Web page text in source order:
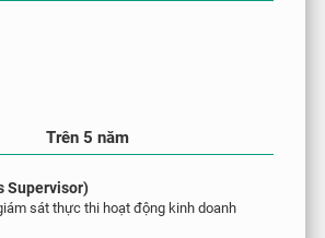
Trên 5 năm
Supervisor)
sát thực thi hoạt động kinh doanh